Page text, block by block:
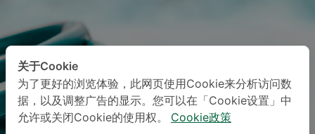
关于Cookie
为了更好的浏览体验，此网页使用Cookie来分析访问数
据，以及调整广告的显示。您可以在「Cookie设置」中
允许或关闭Cookie的使用权。
Cookie政策